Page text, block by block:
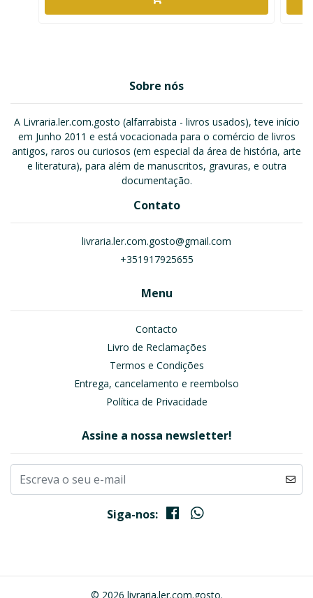
Sobre nós
A Livraria.ler.com.gosto (alfarrabista - livros usados), teve início
em Junho 2011 e está vocacionada para o comércio de livros
antigos, raros ou curiosos (em especial da área de história, arte
e literatura), para além de manuscritos, gravuras, e outra
documentação.
Contato
livraria.ler.com.gosto@gmail.com
+351917925655
Menu
Contacto
Livro de Reclamações
Termos e Condições
Entrega, cancelamento e reembolso
Política de Privacidade
Assine a nossa newsletter!
Siga-nos:
© 2026 livraria.ler.com.gosto.